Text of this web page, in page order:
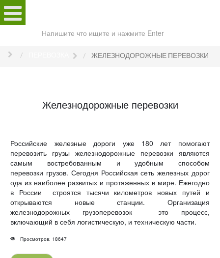
сайту
ЖЕЛЕЗНОДОРОЖНЫЕ ПЕРЕВОЗКИ
Железнодорожные перевозки
Российские железные дороги уже 180 лет помогают
перевозить грузы железнодорожные перевозки являются
самым востребованным и удобным способом
перевозки грузов. Сегодня Российская сеть железных дорог
ода из наиболее развитых и протяженных в мире. Ежегодно
в России строятся тысячи километров новых путей и
открываются новые станции. Организация
железнодорожных грузоперевозок это процесс,
включающий в себя логистическую, и техническую части.
Просмотров: 18647